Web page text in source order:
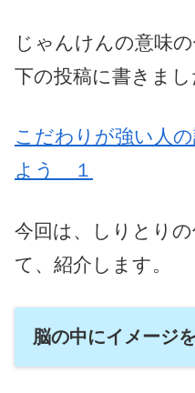
じゃんけんの意味
下の投稿に書きまし
こだわりが強い人
よう １
今回は、しりとり
て、紹介します。
脳の中にイメージ